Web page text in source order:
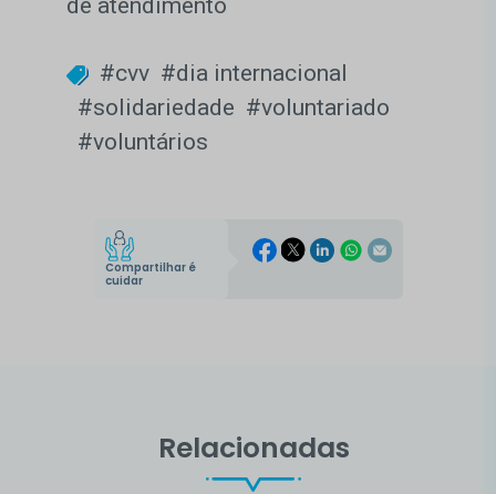
de atendimento
#cvv #dia internacional
#solidariedade #voluntariado
#voluntários
Compartilhar é
cuidar
Relacionadas